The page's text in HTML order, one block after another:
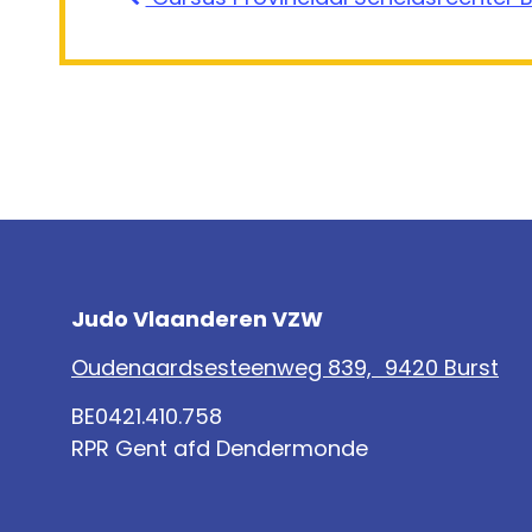
Judo Vlaanderen VZW
Oudenaardsesteenweg 839, 9420 Burst
BE0421.410.758
RPR Gent afd Dendermonde